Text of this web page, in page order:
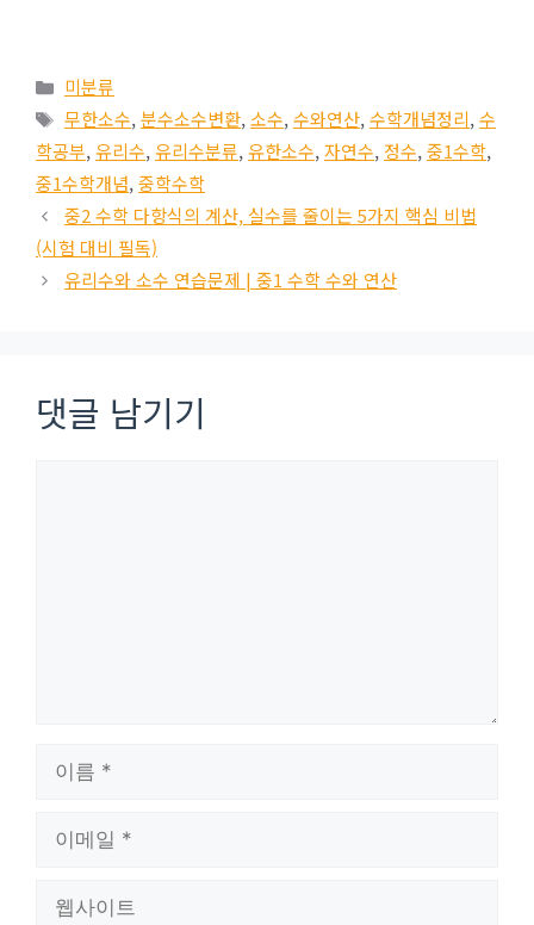
카
테
고
리
미분류
태
그
무한소수, 분수소수변환, 소수, 수와연산, 수학개념정리, 수
학공부, 유리수, 유리수분류, 유한소수, 자연수, 정수, 중1수학,
중1수학개념, 중학수학
중2 수학 다항식의 계산, 실수를 줄이는 5가지 핵심 비법
(시험 대비 필독)
유리수와 소수 연습문제 | 중1 수학 수와 연산
댓글 남기기